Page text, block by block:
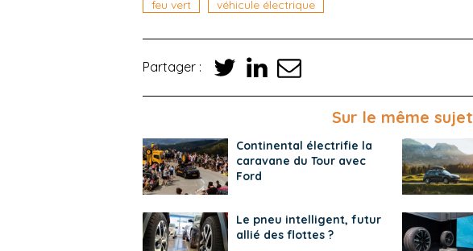
feu vert véhicule électrique
Partager :
Sur le même sujet
Continental électrifie la
caravane du Tour avec
Ford
Le pneu intelligent, futur
allié des flottes ?